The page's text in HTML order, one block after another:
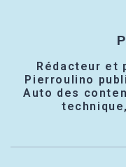
Rédacteur et
Pierroulino
Auto des